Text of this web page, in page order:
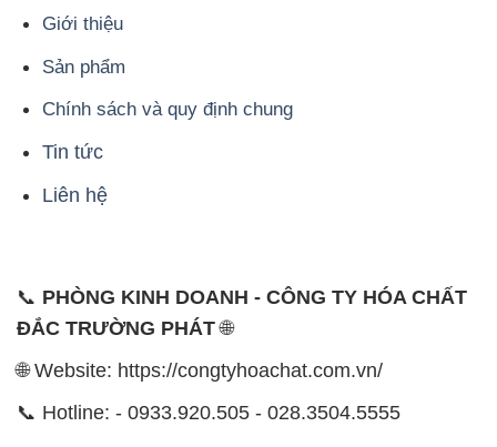
Giới thiệu
Sản phẩm
Chính sách và quy định chung
Tin tức
Liên hệ
📞 PHÒNG KINH DOANH - CÔNG TY HÓA CHẤT
ĐẮC TRƯỜNG PHÁT🌐
🌐 Website: https://congtyhoachat.com.vn/
📞 Hotline: - 0933.920.505 - 028.3504.5555